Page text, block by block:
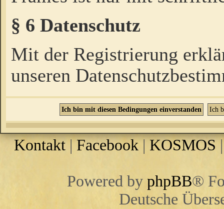
§ 6 Datenschutz
Mit der Registrierung
unseren
Kontakt |Facebook | KOSMOS
Powered by phpBB®
Deutsche